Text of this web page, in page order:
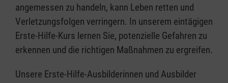
angemessen zu handeln, kann Leben retten und
Verletzungsfolgen verringern. In unserem eintägigen
Erste-Hilfe-Kurs lernen Sie, potenzielle Gefahren zu
erkennen und die richtigen Maßnahmen zu ergreifen.
Unsere Erste-Hilfe-Ausbilderinnen und Ausbilder